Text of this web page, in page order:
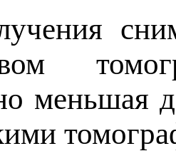
меньшая